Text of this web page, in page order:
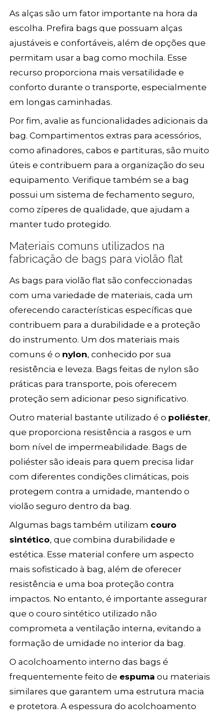
As alças são um fator importante na hora da
escolha. Prefira bags que possuam alças
ajustáveis e confortáveis, além de opções que
permitam usar a bag como mochila. Esse
recurso proporciona mais versatilidade e
conforto durante o transporte, especialmente
em longas caminhadas.
Por fim, avalie as funcionalidades adicionais da
bag. Compartimentos extras para acessórios,
como afinadores, cabos e partituras, são muito
úteis e contribuem para a organização do seu
equipamento. Verifique também se a bag
possui um sistema de fechamento seguro,
como zíperes de qualidade, que ajudam a
manter tudo protegido.
Materiais comuns utilizados na
fabricação de bags para violão flat
As bags para violão flat são confeccionadas
com uma variedade de materiais, cada um
oferecendo características específicas que
contribuem para a durabilidade e a proteção
do instrumento. Um dos materiais mais
comuns é o nylon, conhecido por sua
resistência e leveza. Bags feitas de nylon são
práticas para transporte, pois oferecem
proteção sem adicionar peso significativo.
Outro material bastante utilizado é o poliéster,
que proporciona resistência a rasgos e um
bom nível de impermeabilidade. Bags de
poliéster são ideais para quem precisa lidar
com diferentes condições climáticas, pois
protegem contra a umidade, mantendo o
violão seguro dentro da bag.
Algumas bags também utilizam couro
sintético, que combina durabilidade e
estética. Esse material confere um aspecto
mais sofisticado à bag, além de oferecer
resistência e uma boa proteção contra
impactos. No entanto, é importante assegurar
que o couro sintético utilizado não
comprometa a ventilação interna, evitando a
formação de umidade no interior da bag.
O acolchoamento interno das bags é
frequentemente feito de espuma ou materiais
similares que garantem uma estrutura macia
e protetora. A espessura do acolchoamento